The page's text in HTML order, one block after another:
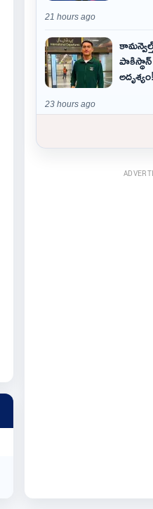
21 hours ago
పాకిస్థాన్
అదృశ్యం!
23 hours ago